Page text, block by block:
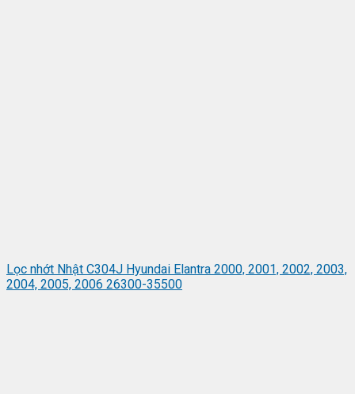
Lọc nhớt Nhật C304J Hyundai Elantra 2000, 2001, 2002, 2003,
2004, 2005, 2006 26300-35500